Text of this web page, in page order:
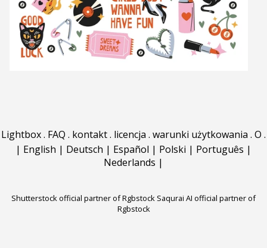
Lightbox. FAQ . kontakt. licencja . warunki użytkowania . O .
| English | Deutsch | Español | Polski | Português |
Nederlands |
Shutterstock official partner of Rgbstock Saqurai AI official partner of
Rgbstock